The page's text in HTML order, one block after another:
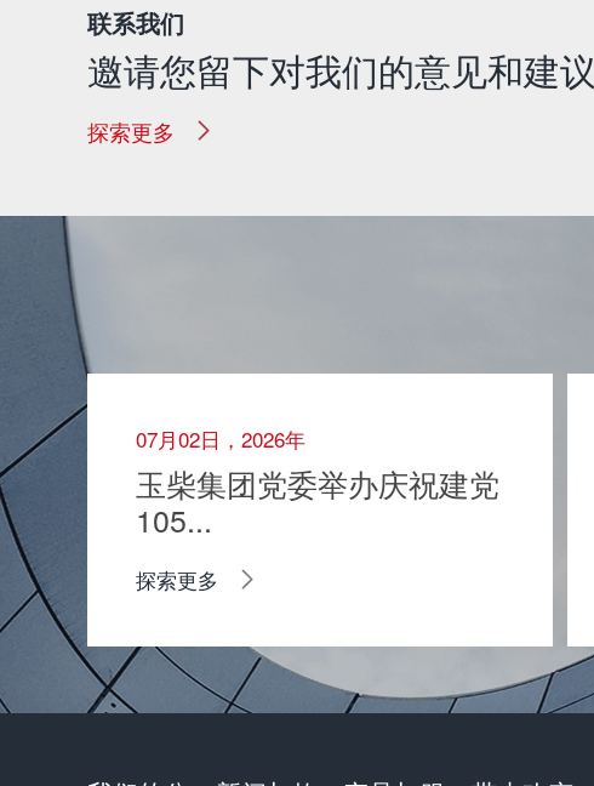
联系我们
邀请您留下对我们的意见和建议
探索更多
07月02日，2026年
玉柴集团党委举办庆祝建党
105...
探索更多